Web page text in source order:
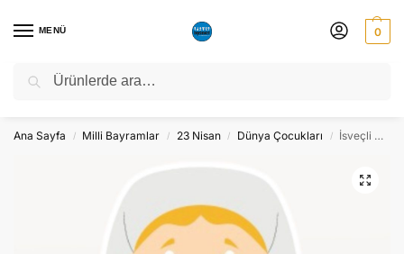
MENÜ 0
NATO ZİRVESİ NEDENİYLE 06-10 TEMMUZ TARİHLERİ ARASINDA
Ana Sayfa / Milli Bayramlar / 23 Nisan / Dünya Çocukları / İsveçli Çocuk Ayaklı Maket Pano Dekor – Süs